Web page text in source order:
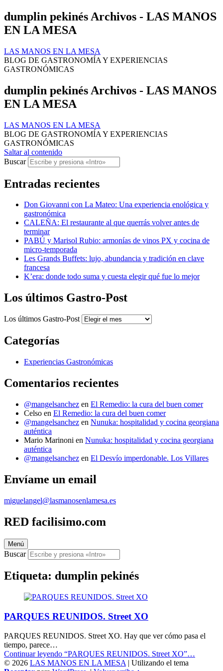
dumplin pekinés Archivos - LAS MANOS
EN LA MESA
LAS MANOS EN LA MESA
BLOG DE GASTRONOMÍA Y EXPERIENCIAS
GASTRONÓMICAS
dumplin pekinés Archivos - LAS MANOS
EN LA MESA
LAS MANOS EN LA MESA
BLOG DE GASTRONOMÍA Y EXPERIENCIAS
GASTRONÓMICAS
Saltar al contenido
Buscar
Entradas recientes
Don Giovanni con La Mateo: Una experiencia enológica y
gastronómica
CALEÑA: El restaurante al que querrás volver antes de
terminar
PABÚ y Marisol Rubio: armonías de vinos PX y cocina de
micro-temporada
Les Grands Buffets: lujo, abundancia y tradición en clave
francesa
K’era: donde todo suma y cuesta elegir qué fue lo mejor
Los últimos Gastro-Post
Los últimos Gastro-Post
Categorías
Experiencias Gastronómicas
Comentarios recientes
@mangelsanchez en El Remedio: la cura del buen comer
Celso en El Remedio: la cura del buen comer
@mangelsanchez en Nunuka: hospitalidad y cocina georgiana
auténtica
Mario Marinoni en Nunuka: hospitalidad y cocina georgiana
auténtica
@mangelsanchez en El Desvío imperdonable. Los Villares
Envíame un email
miguelangel@lasmanosenlamesa.es
RED facilisimo.com
Menú
Buscar
Etiqueta: dumplin pekinés
PARQUES REUNIDOS. Street XO
PARQUES REUNIDOS. Street XO. Hay que ver cómo pasa el
tiempo, parece…
Continuar leyendo “PARQUES REUNIDOS. Street XO”…
© 2026 LAS MANOS EN LA MESA | Utilizando el tema